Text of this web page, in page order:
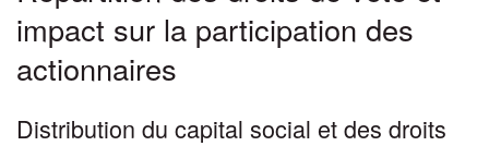
impact sur la participation des
actionnaires
Distribution du capital social et des droits